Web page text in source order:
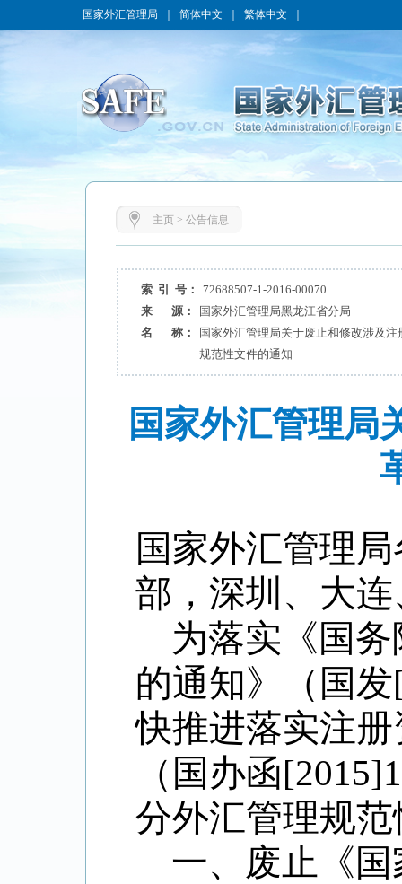
国家外汇管理局 简体中文 繁体中文
主页> 公告信息
索 引 号：
72688507-1-2016-00070
来 源：
国家外汇管理局黑龙江省分局
名 称：
国家外汇管理局关于废止和修改涉及
规范性文件的通知
国家外汇管理局
国家外汇管理
部，深圳、大
为落实《国
的通知》（国发
快推进落实注
（国办函
分外汇管理规
一、废止《